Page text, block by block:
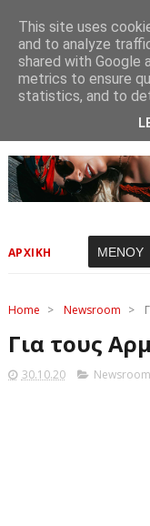
ΑΡΧΙΚΗ
Home > Newsroom >
Για τους
30.10.20 Newsroom
This site uses
and to analyze
shared with Google
metrics to ensure
statistics, and to